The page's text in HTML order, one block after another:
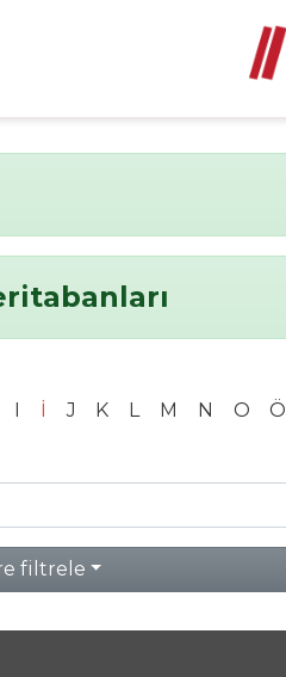
I İ J K L M N O Ö
filtrele